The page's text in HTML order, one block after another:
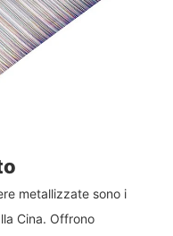
metallizzate sono i
Cina. Offrono